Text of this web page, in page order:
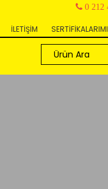
0 212
İLETİŞİM